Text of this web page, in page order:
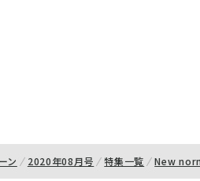
ン 2020年08月号 特集一覧 New